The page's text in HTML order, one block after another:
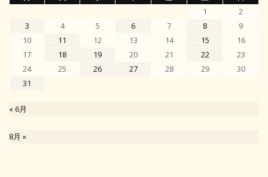
1
2
3
4 5 6 7 8
9
10
11 12 13 14 15
16
17
18 19 20 21 22
23
24
25 26 27 28 29
30
31
« 6月
8月 »